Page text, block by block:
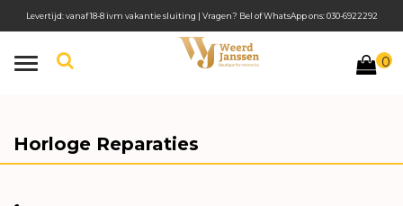
Toggle
0
Levertijd: vanaf 18-8 ivm vakantie sluiting | Vragen? Bel of WhatsApp ons: 030-6922292
Horloge Reparaties